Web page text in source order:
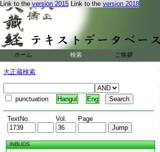
Link to the version 2015 Link to the version 2018
ホーム 検索 ご挨拶
大正蔵検索
punctuation Hangul Eng
TextNo. Vol. Page
INBUDS